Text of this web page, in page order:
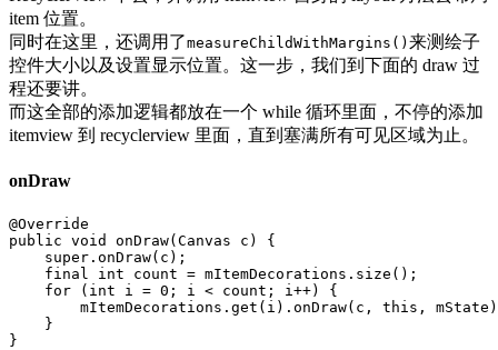
item 位置。
同时在这里，还调用了measureChildWithMargins() 来测绘子
控件大小以及设置显示位置。这一步，我们到下面的 draw 过
程还要讲。
而这全部的添加逻辑都放在一个 while 循环里面，不停的添加
itemview 到 recyclerview 里面，直到塞满所有可见区域为止。
onDraw
@Override
public void onDraw(Canvas c )
{
super . onDraw( c );
final
int count = mItemDecorations . size ();
for
( int i = 0 ; i < count ; i ++)
{
mItemDecorations . get ( i ). onDraw( c , this , mState
}
}